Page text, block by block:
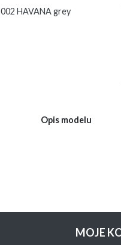
HAVANA grey
Opis modelu
MOJE